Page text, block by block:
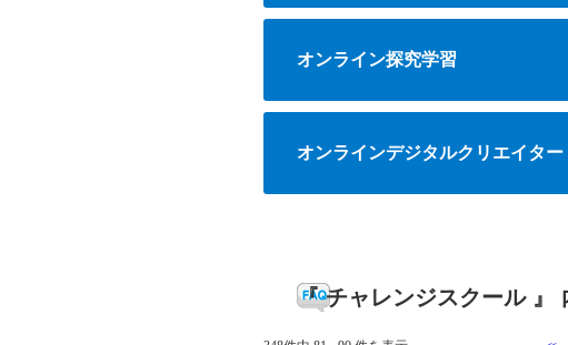
オンライン探究学習
オンラインデジタルクリエイター
『 チャレンジスクール 』